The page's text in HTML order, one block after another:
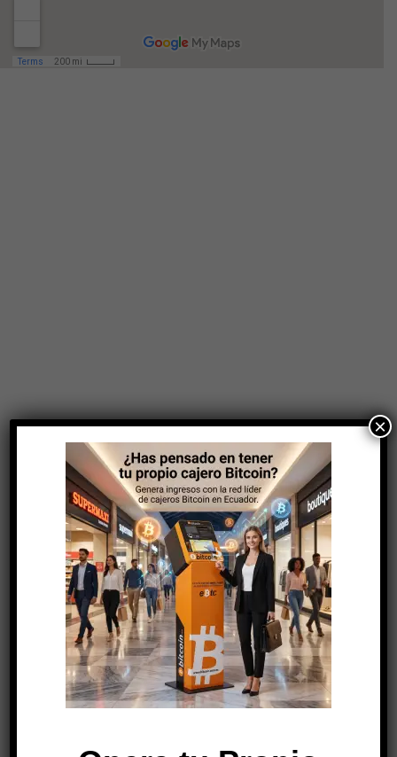
Cuenca
La Cigale
MÁS INFORMACIÓN
×